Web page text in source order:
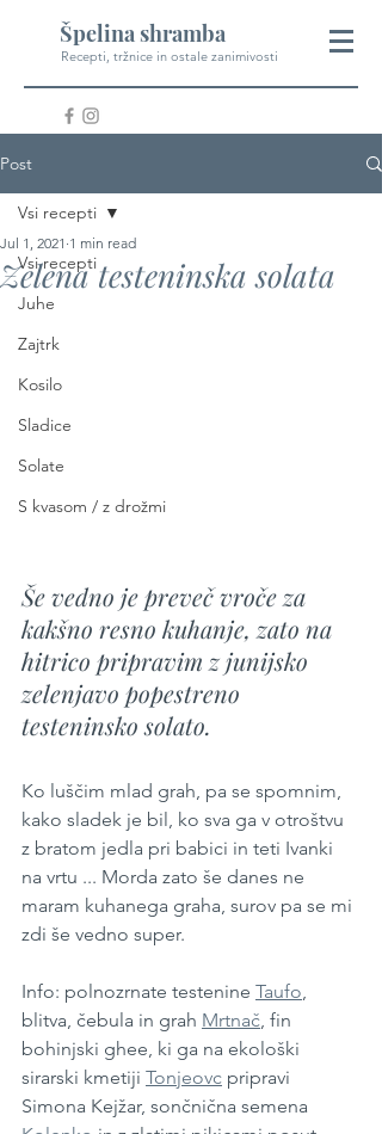
Špelina shramba
Recepti, tržnice in ostale zanimivosti
Post
Vsi recepti
Juhe
Zajtrk
Kosilo
Sladice
Solate
S kvasom / z drožmi
Vsi recepti
Zelena testeninska solata
Jul 1, 2021 1 min read
Še vedno je preveč vroče za
kakšno resno kuhanje, zato na
hitrico pripravim z junijsko
zelenjavo popestreno
testeninsko solato.
Ko luščim mlad grah, pa se spomnim,
kako sladek je bil, ko sva ga v otroštvu
z bratom jedla pri babici in teti Ivanki
na vrtu ... Morda zato še danes ne
maram kuhanega graha, surov pa se mi
zdi še vedno super.
Info: polnozrnate testenine Taufo,
blitva, čebula in grah Mrtnač, fin
bohinjski ghee, ki ga na ekološki
sirarski kmetiji Tonjeovc pripravi
Simona Kejžar, sončnična semena